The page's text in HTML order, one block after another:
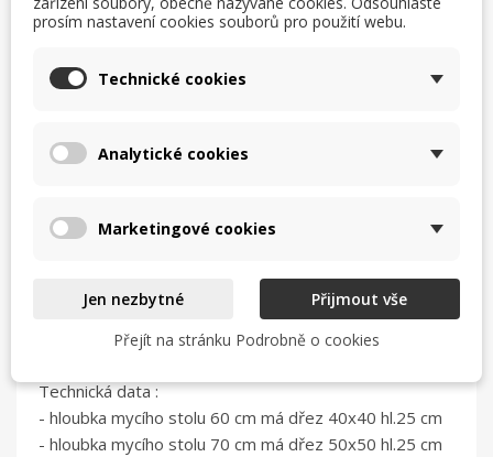
Popis
Mycí stůl ST s dvoudřezem po levé straně a
- s spodní policí
- výška spodní police od podlahy 15 cm
- zadní nohy odsazené od zádí stolu
- vrchní prolis po obvodě desky
Technická data :
- hloubka mycího stolu 60 cm má dřez 40x40 hl.25 cm
- hloubka mycího stolu 70 cm má dřez 50x50 hl.25 cm
prosím nastavení cookies souborů pro použití webu.
Technické cookies
Analytické cookies
Marketingové cookies
Jen nezbytné
Přijmout vše
Přejít na stránku Podrobně o cookies